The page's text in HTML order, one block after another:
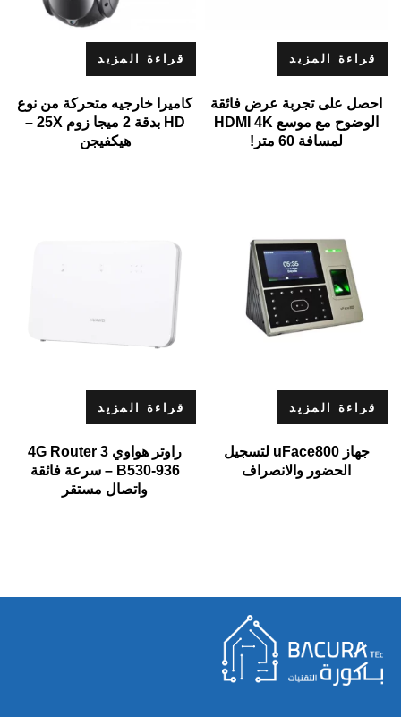
قراءة المزيد
احصل على تجربة عرض فائقة
الوضوح مع موسع HDMI 4K
لمسافة 60 متر!
قراءة المزيد
كاميرا خارجيه متحركة من نوع
HD بدقة 2 ميجا زوم 25X –
هيكفيجن
قراءة المزيد
جهاز uFace800 لتسجيل
الحضور والانصراف
قراءة المزيد
راوتر هواوي 4G Router 3
B530-936 – سرعة فائقة
واتصال مستقر